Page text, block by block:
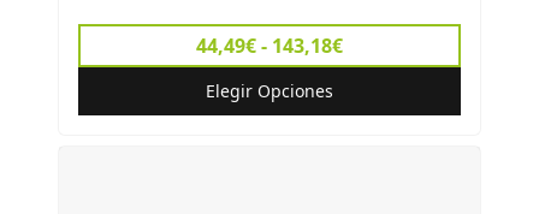
44,49€ - 143,18€
Elegir Opciones